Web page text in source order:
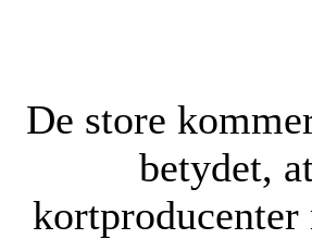
De store
betydet,